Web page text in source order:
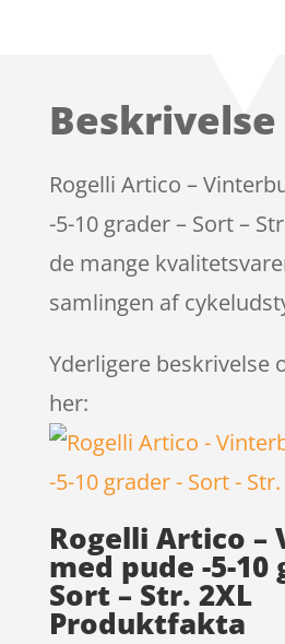
Beskrivelse
Rogelli Artico –
-5-10 grader – Sort –
de mange
samlingen af
Yderligere beskrivelse
her:
Rogelli Artico –
med pude -5-10
Sort – Str. 2XL
Produktfakta